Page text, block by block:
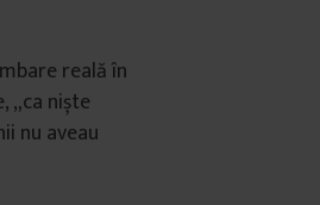
reală în
„ca niște
nu aveau